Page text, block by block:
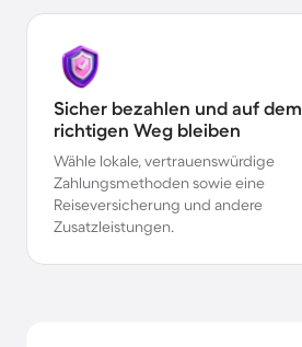
Sicher bezahlen und auf dem
richtigen Weg bleiben
Wähle lokale, vertrauenswürdige
Zahlungsmethoden sowie eine
Reiseversicherung und andere
Zusatzleistungen.